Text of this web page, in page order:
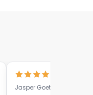
Jasper Goethals • 9